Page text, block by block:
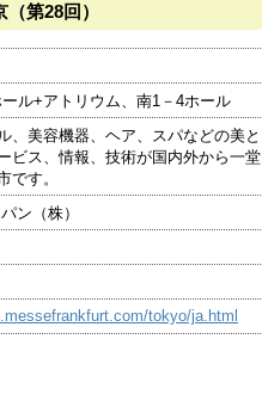
第28回）
ル+アトリウム、南1－4ホール
、美容機器、ヘア、スパなどの美と
ビス、情報、技術が国内外から一堂
です。
ン（株）
tokyo/ja.html